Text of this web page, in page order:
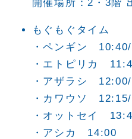
開催場所：2・3階
もぐもぐタイム
・ペンギン
・エトピリカ
・アザラシ
・カワウソ
・オットセイ
・アシカ 14:00